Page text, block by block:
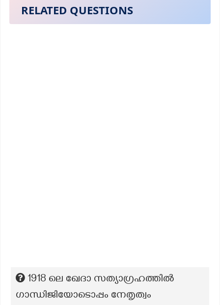
RELATED QUESTIONS
1918 ലെ ഖേദാ സത്യാഗ്രഹത്തിൽ
ഗാന്ധിജിയോടൊപ്പം നേതൃത്വം